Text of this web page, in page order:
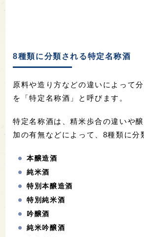
8種類に分類される特定名称酒
原料や造り方などの違いによって
を「特定名称酒」と呼びます。
特定名称酒は、精米歩合の違いや
加の有無などによって、8種類に分
本醸造酒
純米酒
特別本醸造酒
特別純米酒
吟醸酒
純米吟醸酒